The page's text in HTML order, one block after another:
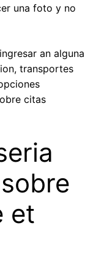
una foto y no
an alguna
transportes
citas
et